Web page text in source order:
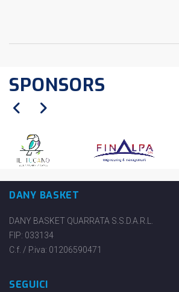
SPONSORS
DANY BASKET
DANY BASKET QUARRATA S.S.D.A.R.L.
FIP: 033134
C.f. / P.iva: 01206590471
SEGUICI